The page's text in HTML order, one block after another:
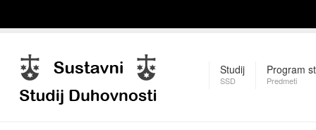
Studij
SSD
Program
Predmeti